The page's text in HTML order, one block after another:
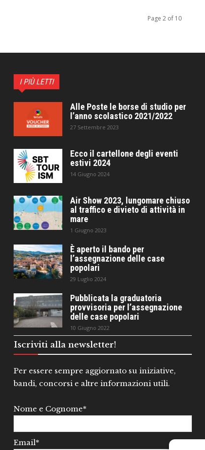
Page 2 of 10
I PIÙ LETTI
Alle Poste le borse di studio per
l’anno scolastico 2021/2022
27 Settembre 2023
Ecco il cartellone degli eventi
estivi 2024
14 Giugno 2024
Air Show 2023, lungomare chiuso
al traffico e divieto di attività in
mare
1 Giugno 2023
È aperto il bando per
l’assegnazione delle case
popolari
29 Luglio 2024
Pubblicata la graduatoria
provvisoria per l’assegnazione
delle case popolari
10 Giugno 2022
Iscriviti alla newsletter!
Per essere sempre aggiornato su iniziative,
bandi, concorsi e altre informazioni utili.
Nome e Cognome*
Email*